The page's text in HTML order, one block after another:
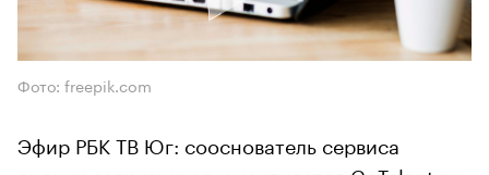
Фото: freepik.com
Эфир РБК ТВ Юг: сооснователь сервиса